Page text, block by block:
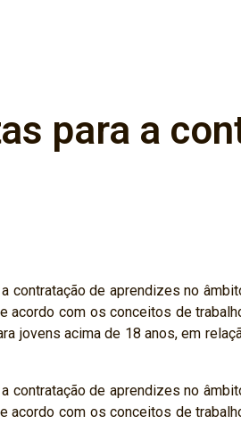
para a
de aprendizes no
acordo com os conceitos de
jovens acima de 18 anos, em
de aprendizes no
acordo com os conceitos de